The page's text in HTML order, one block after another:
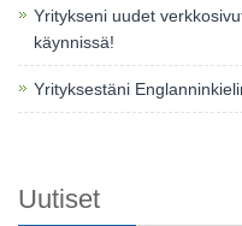
Yritykseni uudet
käynnissä!
Yrityksestäni
Uutiset